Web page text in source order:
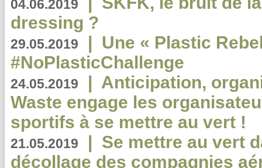
04.06.2019
dressing ?
29.05.2019 | Une « Plastic
#NoPlasticChallenge
24.05.2019 | Anticipation,
Waste engage les
sportifs à se mettre au vert !
21.05.2019 | Se mettre au vert
décollage des compagnies